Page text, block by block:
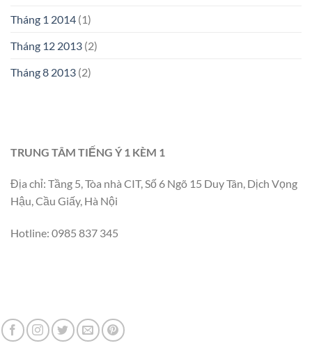
Tháng 1 2014 (1)
Tháng 12 2013 (2)
Tháng 8 2013 (2)
TRUNG TÂM TIẾNG Ý 1 KÈM 1
Địa chỉ: Tầng 5, Tòa nhà CIT, Số 6 Ngõ 15 Duy Tân, Dịch Vọng
Hậu, Cầu Giấy, Hà Nội
Hotline: 0985 837 345